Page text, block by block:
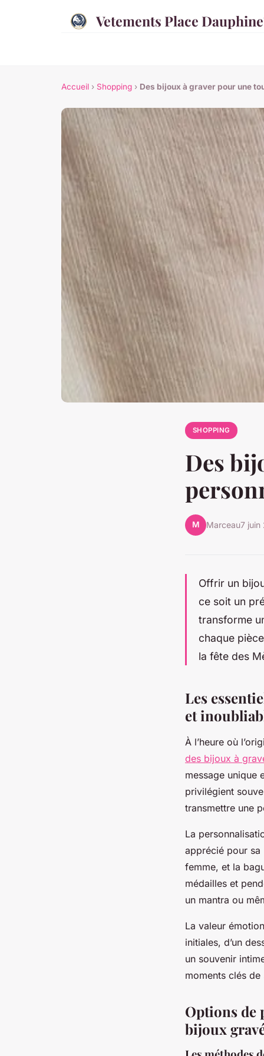
Vetements Place Dauphine
Accueil › Shopping › Des bijoux à graver pour une
SHOPPING
Des
M Marceau7 juin
Offrir un
ce soit un
transforme
chaque
la fête des
Les
et
À l’heure où
des bijoux à
message unique
privilégient
transmettre une
La
apprécié pour sa
femme, et la
médailles et
un mantra ou
La valeur
initiales, d’un
un souvenir
moments clés
Options de
bijoux